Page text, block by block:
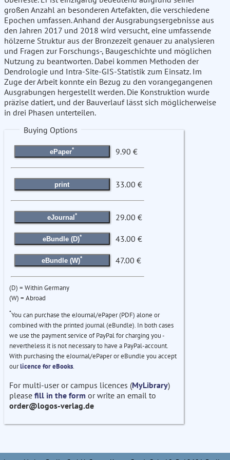
großen Anzahl an besonderen Artefakten, die verschiedene
Epochen umfassen. Anhand der Ausgrabungsergebnisse aus
den Jahren 2017 und 2018 wird versucht, eine umfassende
hölzerne Struktur aus der Bronzezeit genauer zu analysieren
und Fragen zur Forschungs-, Baugeschichte und möglichen
Nutzung zu beantworten. Dabei kommen Methoden der
Dendrologie und Intra-Site-GIS-Statistik zum Einsatz. Im
Zuge der Arbeit konnte ein Bezug zu den vorangegangenen
Ausgrabungen hergestellt werden. Die Konstruktion wurde
präzise datiert, und der Bauverlauf lässt sich möglicherweise
in drei Phasen unterteilen.
Buying Options
ePaper* 9.90 €
print 33.00 €
eJournal* 29.00 €
eBundle (D)* 43.00 €
eBundle (W)* 47.00 €
(D) = Within Germany
(W) = Abroad
*You can purchase the eJournal/ePaper (PDF) alone or
combined with the printed journal (eBundle). In both cases
we use the payment service of PayPal for charging you -
nevertheless it is not necessary to have a PayPal-account.
With purchasing the eJournal/ePaper or eBundle you accept
ourlicence for eBooks.
For multi-user or campus licences (MyLibrary)
please fill in the form or write an email to
order@logos-verlag.de